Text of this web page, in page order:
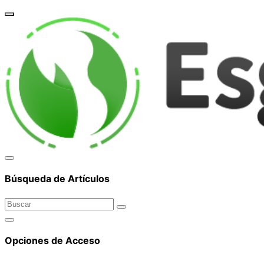
Búsqueda de Artículos
Opciones de Acceso